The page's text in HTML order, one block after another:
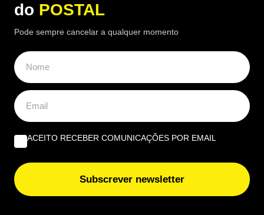
MUNDO,VIDA & LAZER
“Com 1.000€/mês temos tudo aqui”:
reformados franceses rendidos a
destino paradisíaco a 2 h de Portugal
onde a vida é barata e há 300 dias de
sol por ano
18:10 8 Agosto, 2026|Gonçalo Viegas
Reformados franceses vão 'esquecendo' a Europa
do POSTAL
Pode sempre cancelar a qualquer momento
ACEITO RECEBER COMUNICAÇÕES POR EMAIL
Subscrever newsletter